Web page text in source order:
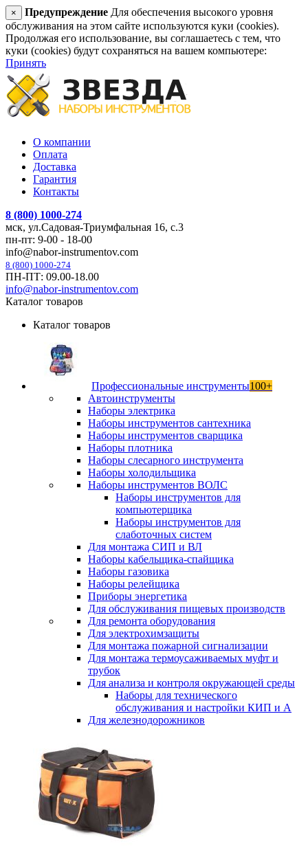
× Предупреждение Для обеспечения высокого уровня
обслуживания на этом сайте используются куки (cookies).
Продолжая его использование, вы соглашаетесь с тем, что
куки (cookies) будут сохраняться на вашем компьютере:
Принять
О компании
Оплата
Доставка
Гарантия
Контакты
8 (800) 1000-274
мск, ул.Садовая-Триумфальная 16, с.3
пн-пт: 9-00 - 18-00
info@nabor-instrumentov.com
8 (800) 1000-274
ПН-ПТ: 09.00-18.00
info@nabor-instrumentov.com
Каталог товаров
Каталог товаров
Профессиональные инструменты100+
Автоинструменты
Наборы электрика
Наборы инструментов сантехника
Наборы инструментов сварщика
Наборы плотника
Наборы слесарного инструмента
Наборы холодильщика
Наборы инструментов ВОЛС
Наборы инструментов для
компьютерщика
Наборы инструментов для
слаботочных систем
Для монтажа СИП и ВЛ
Наборы кабельщика-спайщика
Наборы газовика
Наборы релейщика
Приборы энергетика
Для обслуживания пищевых производств
Для ремонта оборудования
Для электрохимзащиты
Для монтажа пожарной сигнализации
Для монтажа термоусаживаемых муфт и
трубок
Для анализа и контроля окружающей среды
Наборы для технического
обслуживания и настройки КИП и А
Для железнодорожников